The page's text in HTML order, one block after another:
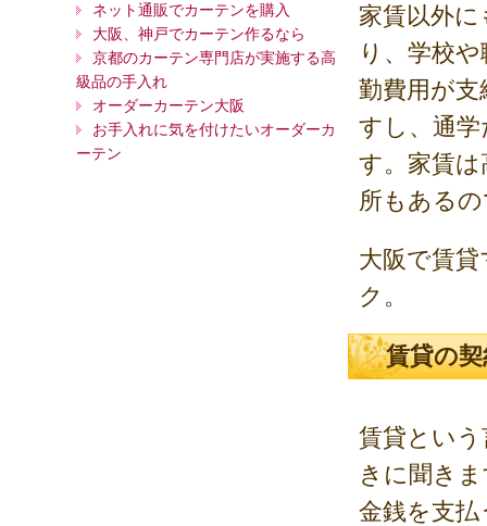
家賃以外
り、学校
勤費用が
すし、通
す。家賃
所もある
大阪で賃
ク。
賃貸の
賃貸とい
きに聞き
金銭を支
ネット通販でカーテンを購入
大阪、神戸でカーテン作るなら
京都のカーテン専門店が実施する高
級品の手入れ
オーダーカーテン大阪
お手入れに気を付けたいオーダーカ
ーテン